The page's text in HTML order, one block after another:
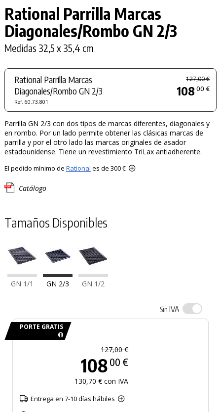
Rational Parrilla Marcas
Diagonales/Rombo GN 2/3
Medidas 32,5 x 35,4 cm
Rational Parrilla Marcas
Diagonales/Rombo GN 2/3
Ref. 60.73.801
127,00 €
108 00 €
Parrilla GN 2/3 con dos tipos de marcas diferentes, diagonales y
en rombo. Por un lado permite obtener las clásicas marcas de
parrilla y por el otro lado las marcas originales de asador
estadounidense. Tiene un revestimiento TriLax antiadherente.
El pedido mínimo de Rational es de 300 €
Catálogo
Tamaños Disponibles
GN 1/1 GN 2/3 GN 1/2
Sin IVA
PORTE GRATIS
127,00 €
108 00 €
130,70 € con IVA
Entrega en 7-10 días hábiles